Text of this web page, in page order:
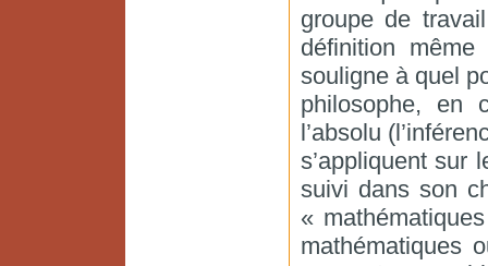
groupe de
définition
souligne à quel
philosophe, en
l’absolu
s’appliquent sur
suivi dans son
«
mathématiques